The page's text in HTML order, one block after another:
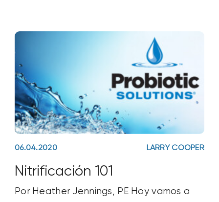
06.04.2020 LARRY COOPER
Nitrificación 101
Por Heather Jennings, PE Hoy vamos a